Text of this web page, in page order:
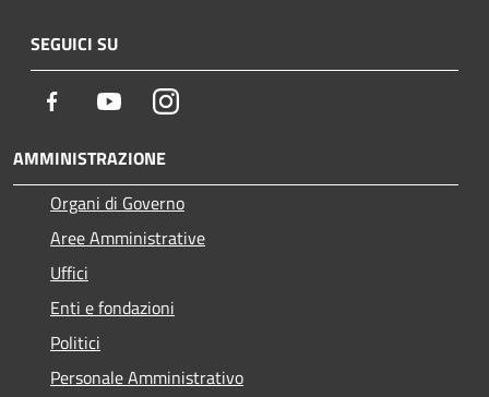
SEGUICI SU
Facebook YoutubeInstagram
AMMINISTRAZIONE
Organi di Governo
Aree Amministrative
Uffici
Enti e fondazioni
Politici
Personale Amministrativo